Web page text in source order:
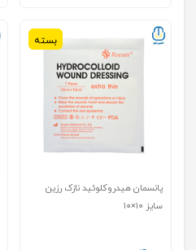
بسته
پانسمان هیدروکلوئید نازک رزین
سایز ۱۰×۱۰